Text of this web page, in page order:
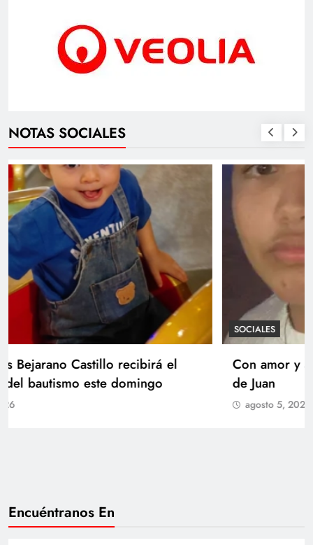
NOTAS SOCIALES
SOCIALES
Con amor y alegría celebran el cumpleaños
de Juan
Encuéntranos En